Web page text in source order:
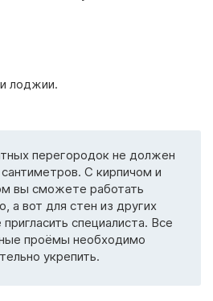
лоджии.
перегородок не должен
С кирпичом и
вы сможете работать
а вот для стен из других
специалиста. Все
проёмы необходимо
укрепить.